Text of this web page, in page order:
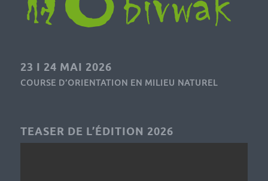
23 I 24 MAI 2026
COURSE D’ORIENTATION EN MILIEU NATUREL
TEASER DE L’ÉDITION 2026